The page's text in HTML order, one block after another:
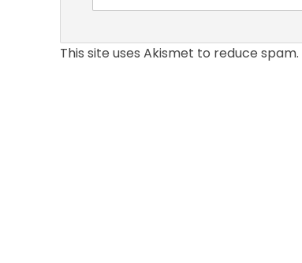
This site uses Akismet to reduce spam.